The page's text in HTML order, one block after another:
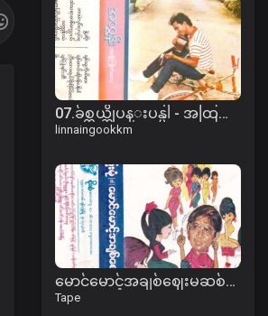
07.ခ်စ္တယ္ဆိုပန္းပန္ပါ - အထြန္း.mp3
linnaingookkm
မောင်မောင့်အချစ်ဈေးမဆစ်နဲ့ ဇာတ်လမ်း
Tape